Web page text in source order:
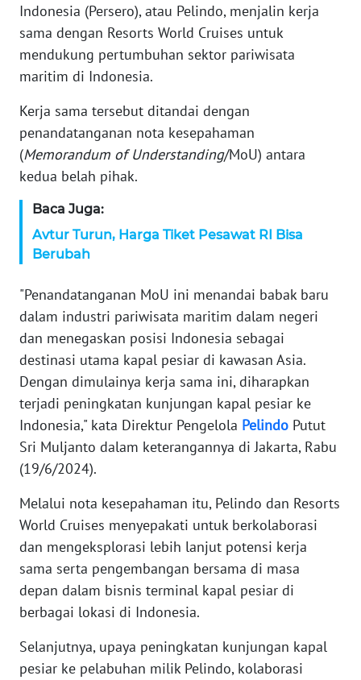
Indonesia (Persero), atau Pelindo, menjalin kerja
sama dengan Resorts World Cruises untuk
mendukung pertumbuhan sektor pariwisata
maritim di Indonesia.
Kerja sama tersebut ditandai dengan
penandatanganan nota kesepahaman
(Memorandum of Understanding/MoU) antara
kedua belah pihak.
Baca Juga:
Avtur Turun, Harga Tiket Pesawat RI Bisa
Berubah
"Penandatanganan MoU ini menandai babak baru
dalam industri pariwisata maritim dalam negeri
dan menegaskan posisi Indonesia sebagai
destinasi utama kapal pesiar di kawasan Asia.
Dengan dimulainya kerja sama ini, diharapkan
terjadi peningkatan kunjungan kapal pesiar ke
Indonesia," kata Direktur Pengelola Pelindo Putut
Sri Muljanto dalam keterangannya di Jakarta, Rabu
(19/6/2024).
Melalui nota kesepahaman itu, Pelindo dan Resorts
World Cruises menyepakati untuk berkolaborasi
dan mengeksplorasi lebih lanjut potensi kerja
sama serta pengembangan bersama di masa
depan dalam bisnis terminal kapal pesiar di
berbagai lokasi di Indonesia.
Selanjutnya, upaya peningkatan kunjungan kapal
pesiar ke pelabuhan milik Pelindo, kolaborasi
WAHANA
PERSONA
OTOMOTIF
WAHANA
HEALTH
DESA
WISATA
MAWAKA
MARTABAT
FORJASIDA
TAMBANG
NEWS
JURNAL
MARITIM
FISUELRI
NEWS